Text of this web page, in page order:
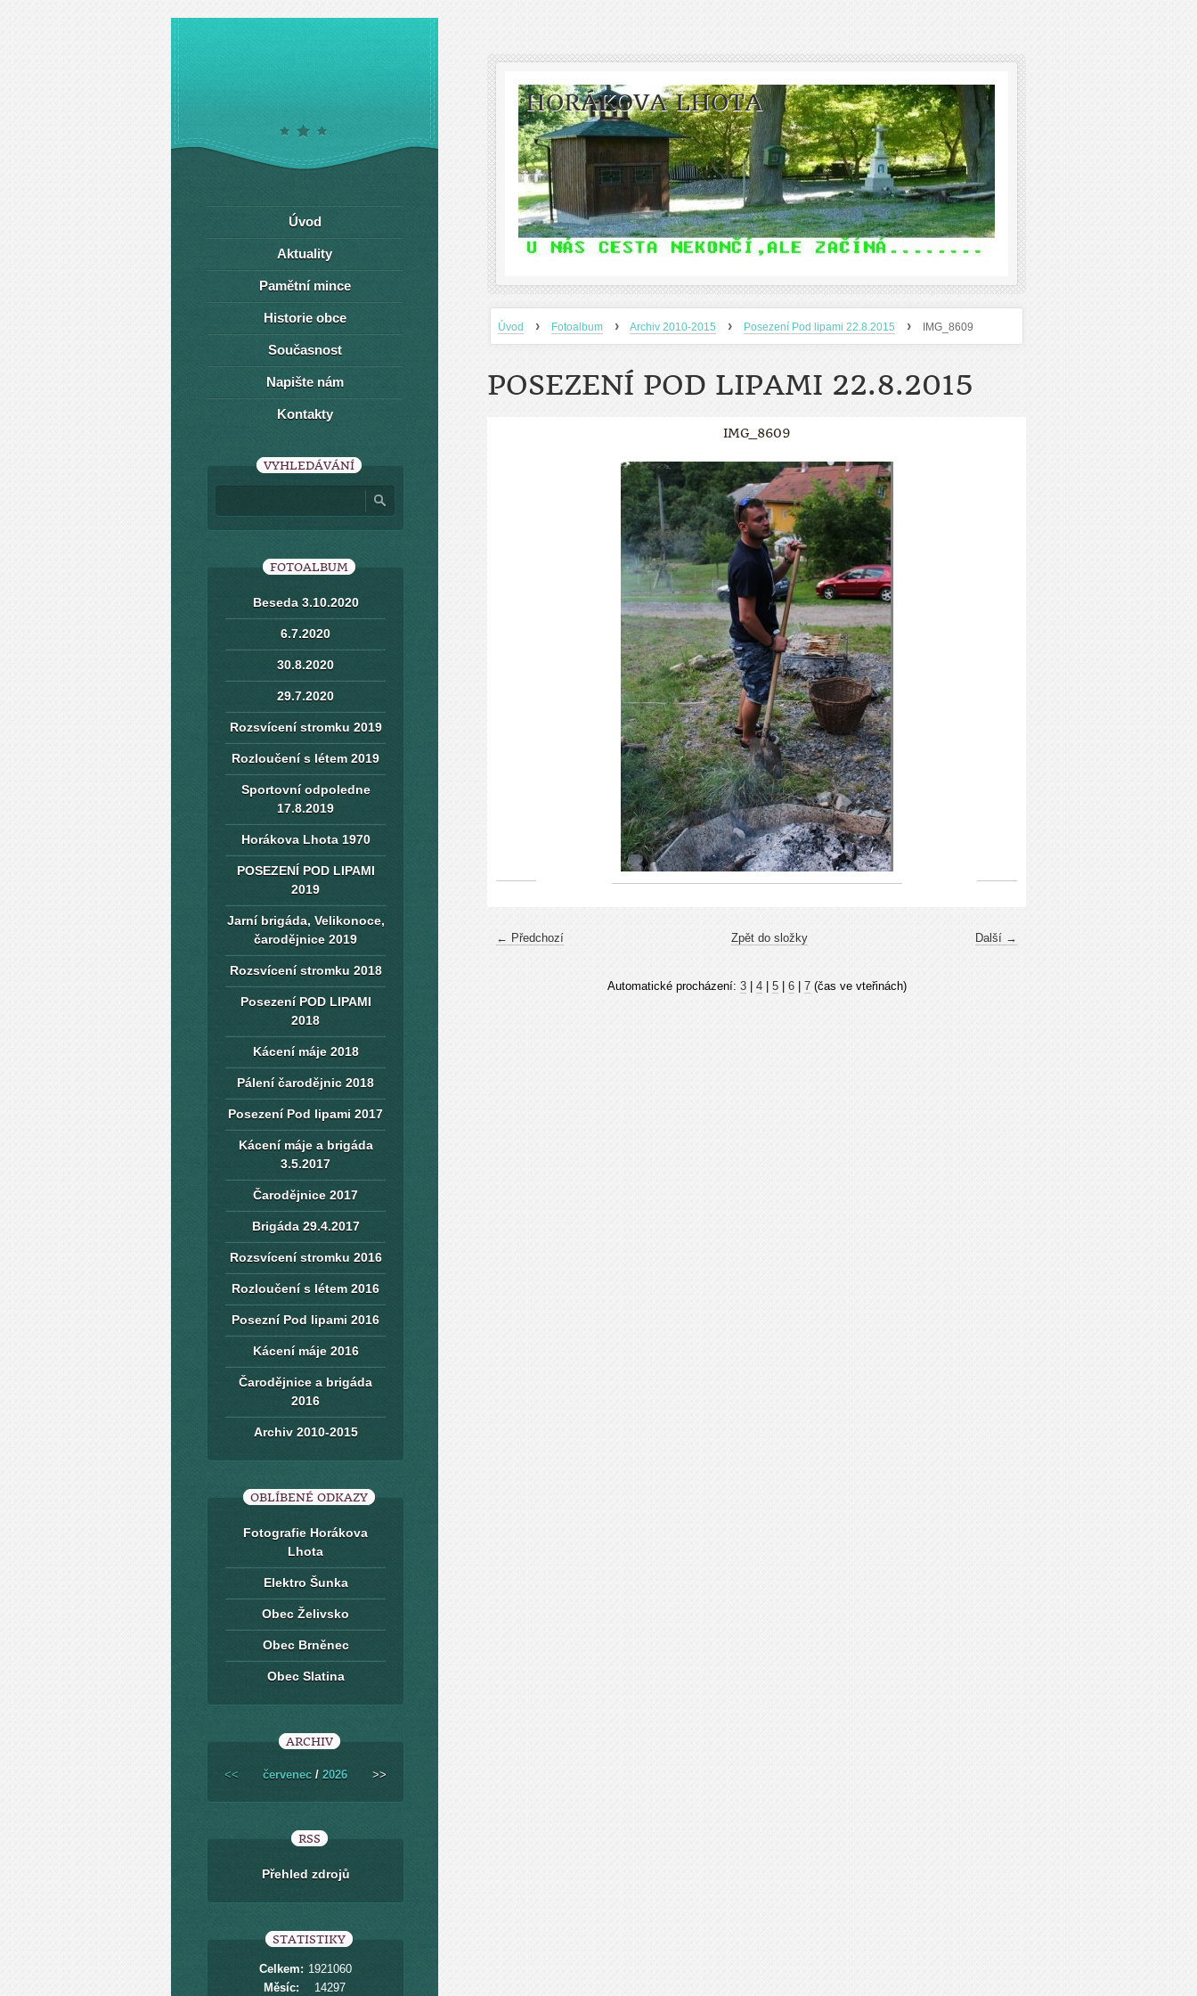
HORÁKOVA LHOTA
Úvod › Fotoalbum › Archiv 2010-2015 › Posezení Pod lipami 22.8.2015 › IMG_8609
POSEZENÍ POD LIPAMI 22.8.2015
IMG_8609
← Předchozí Další →
Zpět do složky
Automatické procházení: 3| 4| 5| 6| 7(čas ve vteřinách)
Úvod
Aktuality
Pamětní mince
Historie obce
Současnost
Napište nám
Kontakty
VYHLEDÁVÁNÍ
FOTOALBUM
Beseda 3.10.2020
6.7.2020
30.8.2020
29.7.2020
Rozsvícení stromku 2019
Rozloučení s létem 2019
Sportovní odpoledne
17.8.2019
Horákova Lhota 1970
POSEZENÍ POD LIPAMI
2019
Jarní brigáda, Velikonoce,
čarodějnice 2019
Rozsvícení stromku 2018
Posezení POD LIPAMI
2018
Kácení máje 2018
Pálení čarodějnic 2018
Posezení Pod lipami 2017
Kácení máje a brigáda
3.5.2017
Čarodějnice 2017
Brigáda 29.4.2017
Rozsvícení stromku 2016
Rozloučení s létem 2016
Posezní Pod lipami 2016
Kácení máje 2016
Čarodějnice a brigáda
2016
Archiv 2010-2015
OBLÍBENÉ ODKAZY
Fotografie Horákova
Lhota
Elektro Šunka
Obec Želivsko
Obec Brněnec
Obec Slatina
ARCHIV
<< červenec / 2026 >>
RSS
Přehled zdrojů
STATISTIKY
Celkem: 1921060
Měsíc:
14297